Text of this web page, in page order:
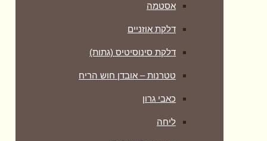
אסטמה
דלקת אוזניים
דלקת סינוסיטיס (גתות)
טטרנות – אובדן חוש הריח
כאבי גרון
ליחה